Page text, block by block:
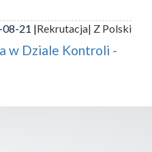
21 |Rekrutacja| Z Polski
w Dziale Kontroli -